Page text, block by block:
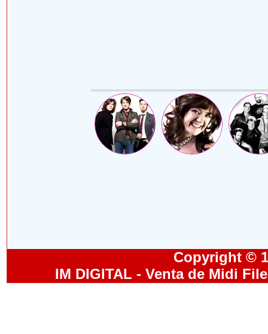
Copyright ©
IM DIGITAL - Venta de Midi